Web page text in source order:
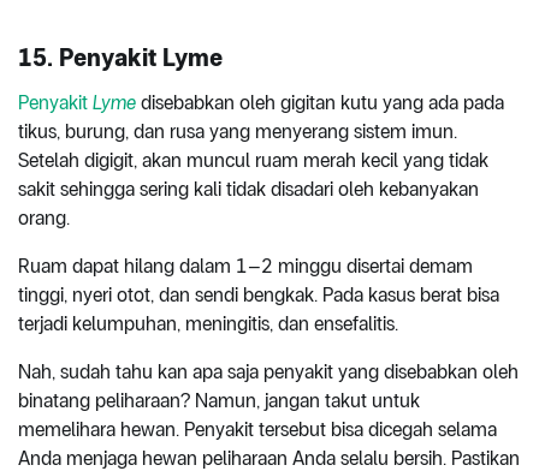
15. Penyakit Lyme
Penyakit Lyme disebabkan oleh gigitan kutu yang ada pada
tikus, burung, dan rusa yang menyerang sistem imun.
Setelah digigit, akan muncul ruam merah kecil yang tidak
sakit sehingga sering kali tidak disadari oleh kebanyakan
orang.
Ruam dapat hilang dalam 1–2 minggu disertai demam
tinggi, nyeri otot, dan sendi bengkak. Pada kasus berat bisa
terjadi kelumpuhan, meningitis, dan ensefalitis.
Nah, sudah tahu kan apa saja penyakit yang disebabkan oleh
binatang peliharaan? Namun, jangan takut untuk
memelihara hewan. Penyakit tersebut bisa dicegah selama
Anda menjaga hewan peliharaan Anda selalu bersih. Pastikan